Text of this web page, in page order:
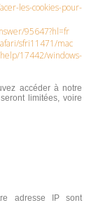
les-cookies-pour-
95647?hl=fr
sfri11471/mac
17442/windows-
accéder à notre
limitées, voire
adresse IP sont